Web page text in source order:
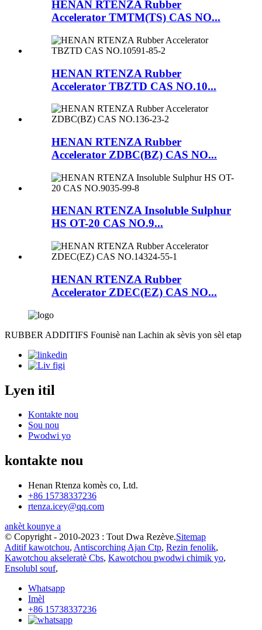
HENAN RTENZA Rubber
Accelerator TMTM(TS) CAS NO...
HENAN RTENZA Rubber
Accelerator TBZTD CAS NO.10...
HENAN RTENZA Rubber
Accelerator ZDBC(BZ) CAS NO...
HENAN RTENZA Insoluble Sulphur
HS OT-20 CAS NO.9...
HENAN RTENZA Rubber
Accelerator ZDEC(EZ) CAS NO...
RUBBER ADDITIFS Founisè nan Lachin ak sèvis yon sèl etap
Lyen itil
Kontakte nou
Sou nou
Pwodwi yo
kontakte nou
Henan Rtenza komès co, Ltd.
+86 15738337236
rtenza.icey@qq.com
ankèt kounye a
© Copyright - 2010-2023 : Tout Dwa Rezève.Sitemap
Aditif kawotchou, Antiscorching Ajan Ctp, Rezin fenolik,
Kawotchou akseleratè Cbs, Kawotchou pwodwi chimik yo,
Ensolubl souf,
Whatsapp
Imèl
+86 15738337236